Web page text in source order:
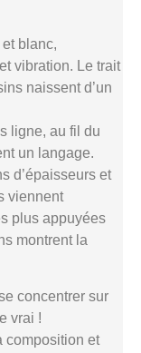
blanc,
vibration. Le trait
naissent d’un
ligne, au fil du
un langage.
d’épaisseurs et
viennent
plus appuyées
montrent la
concentrer sur
vrai !
composition et